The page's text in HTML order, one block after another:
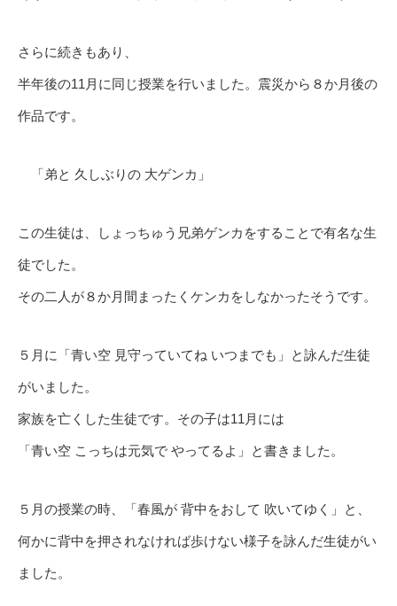
さらに続きもあり、
半年後の11月に同じ授業を行いました。震災から８か月後の
作品です。
「弟と 久しぶりの 大ゲンカ」
この生徒は、しょっちゅう兄弟ゲンカをすることで有名な生
徒でした。
その二人が８か月間まったくケンカをしなかったそうです。
５月に「青い空 見守っていてね いつまでも」と詠んだ生徒
がいました。
家族を亡くした生徒です。その子は11月には
「青い空 こっちは元気で やってるよ」と書きました。
５月の授業の時、「春風が 背中をおして 吹いてゆく」と、
何かに背中を押されなければ歩けない様子を詠んだ生徒がい
ました。